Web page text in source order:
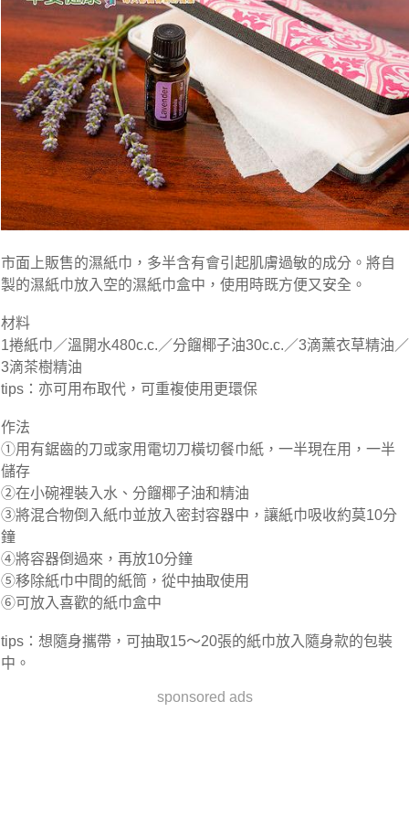
市面上販售的濕紙巾，多半含有會引起肌膚過敏的成分。將自
製的濕紙巾放入空的濕紙巾盒中，使用時既方便又安全。
材料
1捲紙巾／溫開水480c.c.／分餾椰子油30c.c.／3滴薰衣草精油／
3滴茶樹精油
tips：亦可用布取代，可重複使用更環保
作法
①用有鋸齒的刀或家用電切刀橫切餐巾紙，一半現在用，一半
儲存
②在小碗裡裝入水、分餾椰子油和精油
③將混合物倒入紙巾並放入密封容器中，讓紙巾吸收約莫10分
鐘
④將容器倒過來，再放10分鐘
⑤移除紙巾中間的紙筒，從中抽取使用
⑥可放入喜歡的紙巾盒中
tips：想隨身攜帶，可抽取15～20張的紙巾放入隨身款的包裝
中。
sponsored ads